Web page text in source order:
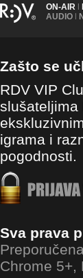
ON-AIR |
AUDIO |
Zašto se
RDV VIP
slušateljima
igrama i
pogodnosti.
Sva prava
Chrome 5+,